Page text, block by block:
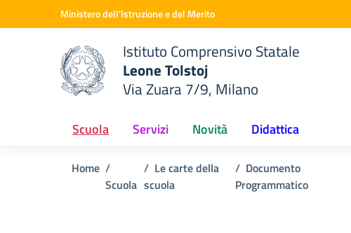
Vai ai contenuti
Vai al menu di navigazioneMinistero dell'Istruzione e del Merito
scuola
Istituto Comprensivo Statale
Leone Tolstoj
Via Zuara 7/9, Milano
Scuola Servizi Novità Didattica
Home
Scuola
Le carte della
scuola
Documento
Programmatico